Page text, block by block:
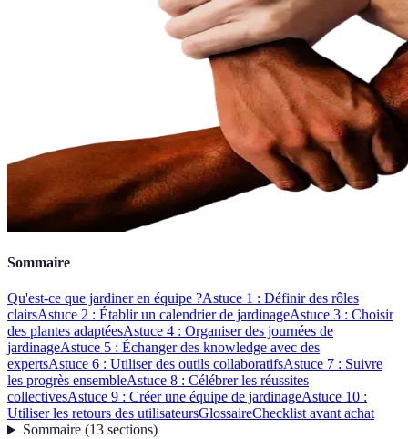
Sommaire
Qu'est-ce que jardiner en équipe ?Astuce 1 : Définir des rôles
clairsAstuce 2 : Établir un calendrier de jardinageAstuce 3 : Choisir
des plantes adaptéesAstuce 4 : Organiser des journées de
jardinageAstuce 5 : Échanger des knowledge avec des
expertsAstuce 6 : Utiliser des outils collaboratifsAstuce 7 : Suivre
les progrès ensembleAstuce 8 : Célébrer les réussites
collectivesAstuce 9 : Créer une équipe de jardinageAstuce 10 :
Utiliser les retours des utilisateursGlossaireChecklist avant achat
Sommaire(13 sections)